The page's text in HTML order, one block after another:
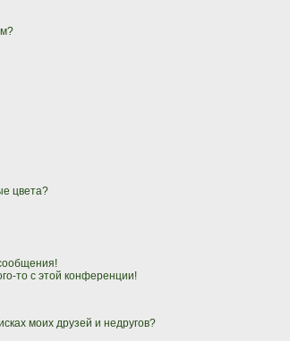
цвета?
то с этой конференции!
моих друзей и недругов?